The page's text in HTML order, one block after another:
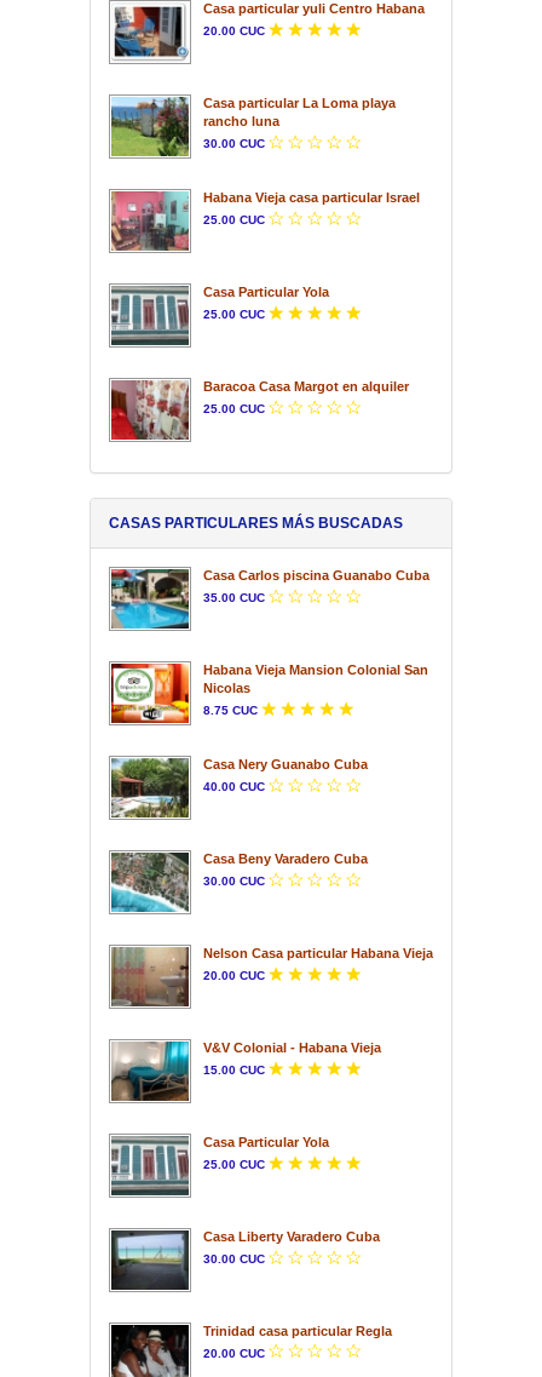
Casa particular yuli Centro Habana
20.00 CUC
Casa particular La Loma playa
rancho luna
30.00 CUC
Habana Vieja casa particular Israel
25.00 CUC
Casa Particular Yola
25.00 CUC
Baracoa Casa Margot en alquiler
25.00 CUC
CASAS PARTICULARES MÁS BUSCADAS
Casa Carlos piscina Guanabo Cuba
35.00 CUC
Habana Vieja Mansion Colonial San
Nicolas
8.75 CUC
Casa Nery Guanabo Cuba
40.00 CUC
Casa Beny Varadero Cuba
30.00 CUC
Nelson Casa particular Habana Vieja
20.00 CUC
V&V Colonial - Habana Vieja
15.00 CUC
Casa Particular Yola
25.00 CUC
Casa Liberty Varadero Cuba
30.00 CUC
Trinidad casa particular Regla
20.00 CUC